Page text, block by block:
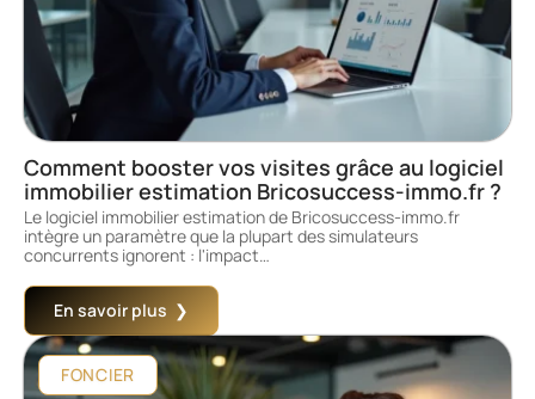
Comment booster vos visites grâce au logiciel
immobilier estimation Bricosuccess-immo.fr ?
Le logiciel immobilier estimation de Bricosuccess-immo.fr
intègre un paramètre que la plupart des simulateurs
concurrents ignorent : l'impact…
En savoir plus
FONCIER